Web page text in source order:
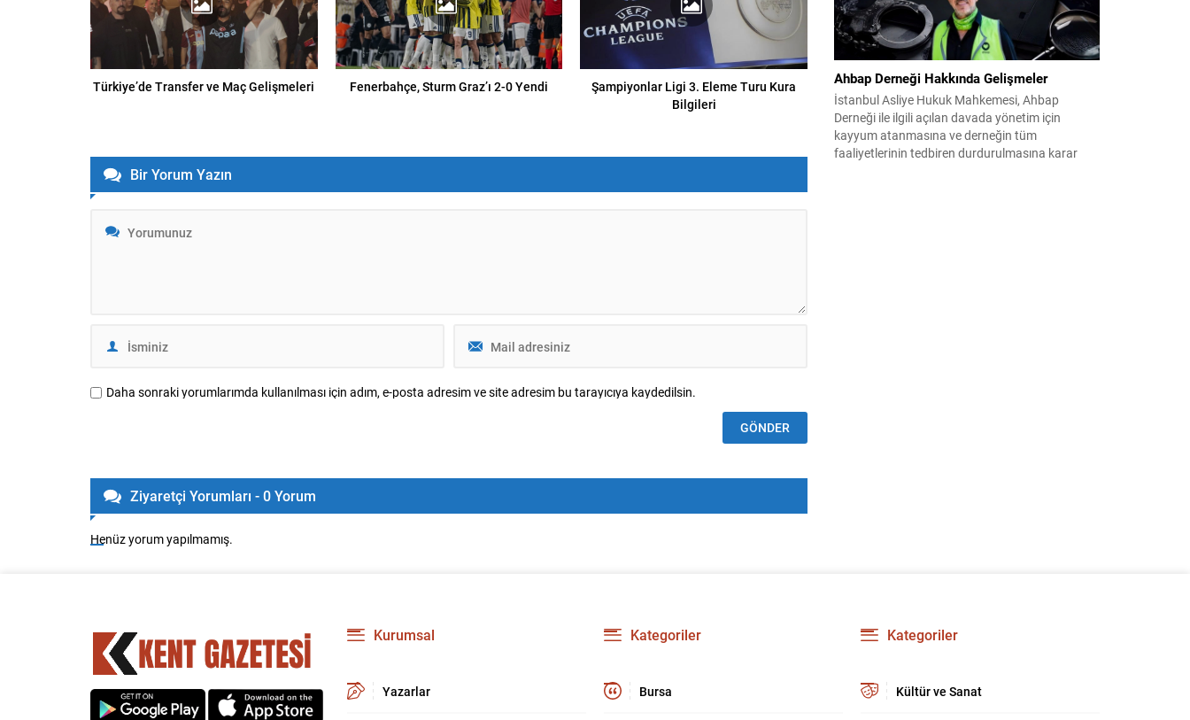
Türkiye’de Transfer ve Maç Gelişmeleri Fenerbahçe, Sturm Graz’ı 2-0 Yendi
Şampiyonlar Ligi 3. Eleme Turu Kura
Bilgileri
Bir Yorum Yazın
Daha sonraki yorumlarımda kullanılması için adım, e-posta adresim ve site adresim bu tarayıcıya kaydedilsin.
Ziyaretçi Yorumları - 0 Yorum
Henüz yorum yapılmamış.
Ahbap Derneği Hakkında Gelişmeler
İstanbul Asliye Hukuk Mahkemesi, Ahbap
Derneği ile ilgili açılan davada yönetim için
kayyum atanmasına ve derneğin tüm
faaliyetlerinin tedbiren durdurulmasına karar
Kurumsal
Yazarlar
Kategoriler
Bursa
Kategoriler
Kültür ve Sanat